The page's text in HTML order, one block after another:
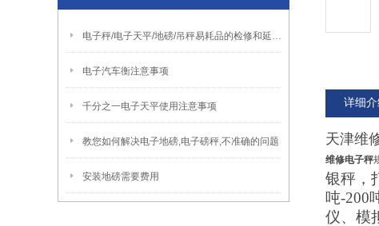
电子秤/电子天平/地磅/吊秤易耗品的检修和延长使用时间的方法
电子汽车衡注意事项
千分之一电子天平使用注意事项
教您如何解决电子地磅,电子磅秤,不准确的问题
安装地磅需要费用
详细介
天津维
维修电子秤
银秤，
吨-200
仪、 模